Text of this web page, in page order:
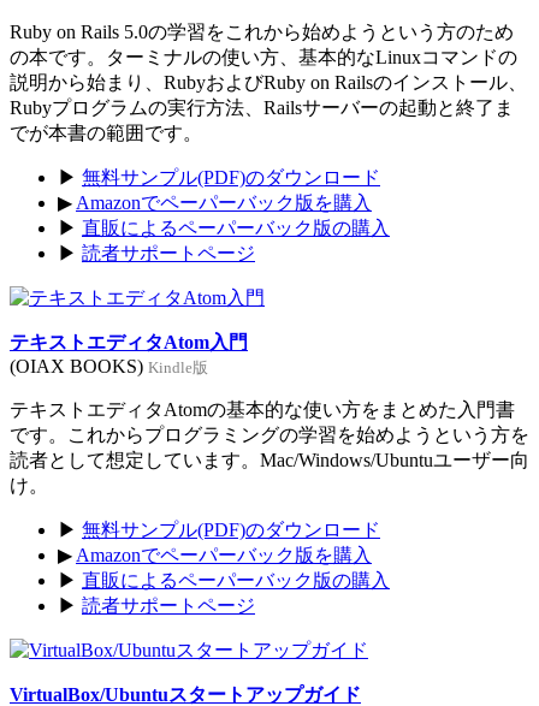
Ruby on Rails 5.0の学習をこれから始めようという方のため
の本です。ターミナルの使い方、基本的なLinuxコマンドの
説明から始まり、RubyおよびRuby on Railsのインストール、
Rubyプログラムの実行方法、Railsサーバーの起動と終了ま
でが本書の範囲です。
▶ 無料サンプル(PDF)のダウンロード
▶ Amazonでペーパーバック版を購入
▶ 直販によるペーパーバック版の購入
▶ 読者サポートページ
テキストエディタAtom入門
(OIAX BOOKS) Kindle版
テキストエディタAtomの基本的な使い方をまとめた入門書
です。これからプログラミングの学習を始めようという方を
読者として想定しています。Mac/Windows/Ubuntuユーザー向
け。
▶ 無料サンプル(PDF)のダウンロード
▶ Amazonでペーパーバック版を購入
▶ 直販によるペーパーバック版の購入
▶ 読者サポートページ
VirtualBox/Ubuntuスタートアップガイド